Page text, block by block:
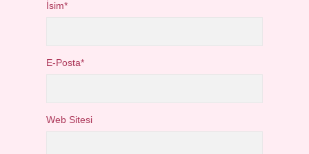
İsim*
E-Posta*
Web Sitesi